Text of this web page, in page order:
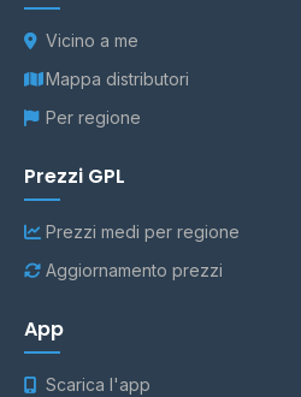
Vicino a me
Mappa distributori
Per regione
Prezzi GPL
Prezzi medi per regione
Aggiornamento prezzi
App
Scarica l'app